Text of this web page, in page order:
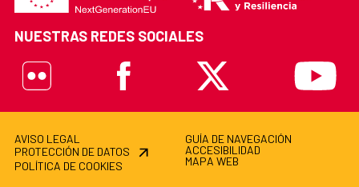
NUESTRAS REDES SOCIALES
Flickr
Facebook X Youtube
AVISO LEGAL
PROTECCIÓN DE DATOS
POLÍTICA DE COOKIES
GUÍA DE NAVEGACIÓN
ACCESIBILIDAD
MAPA WEB